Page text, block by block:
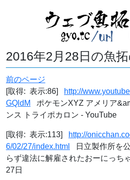
2016年2月28日の魚拓
前のページ
[取得: 表示:86]
http://
GQldM
ポケモンXYZ アメリア
ンス トライポカロン - YouTube
[取得: 表示:113]
http://
6/02/27/index.html
日立製作所を
らず違法に解雇されたおーにっち
27日